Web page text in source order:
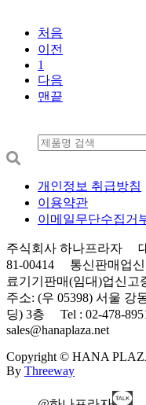
처음
이전
1
다음
맨끝
개인정보 취급방침
이용약관
이메일무단수집거
주식회사 하나프라자
81-00414 통신판매업
료기기판매(임대)업신고
주소: (우 05398) 서울 강
딩) 3층 Tel : 02-478-
sales@hanaplaza.net
Copyright © HANA
By Threeway